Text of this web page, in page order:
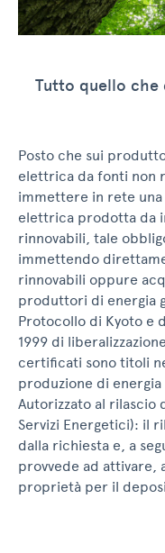
Tutto quello che
Posto che sui
elettrica da fonti non
immettere in rete una
elettrica prodotta da
rinnovabili, tale
immettendo
rinnovabili oppure
produttori di energia
Protocollo di Kyoto e
1999 di
certificati sono titoli
produzione di
Autorizzato al rilascio
Servizi Energetici): il
dalla richiesta e, a
provvede ad
proprietà per il